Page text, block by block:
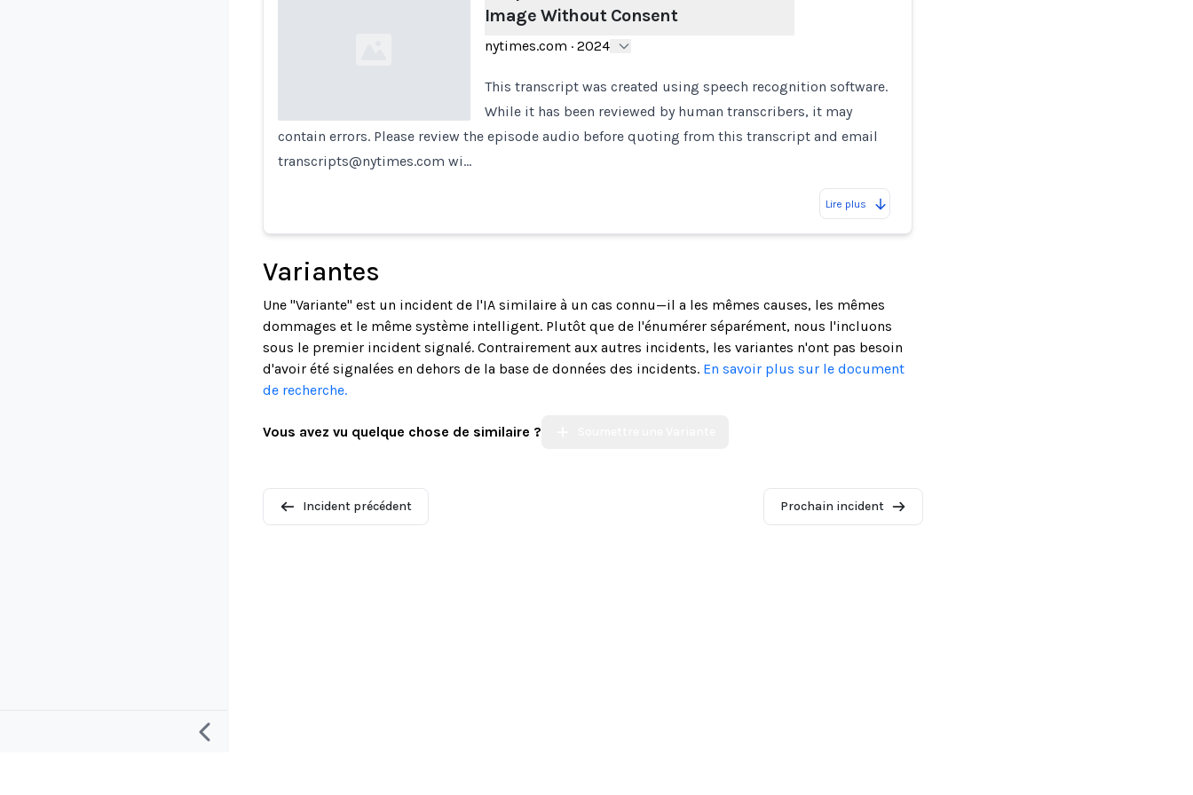
Image Without Consent
nytimes.com · 2024
This transcript was created using speech recognition software.
While it has been reviewed by human transcribers, it may
contain errors. Please review the episode audio before quoting from this transcript and email
transcripts@nytimes.com wi…
Lire plus
Variantes
Une "Variante" est un incident de l'IA similaire à un cas connu—il a les mêmes causes, les mêmes
dommages et le même système intelligent. Plutôt que de l'énumérer séparément, nous l'incluons
sous le premier incident signalé. Contrairement aux autres incidents, les variantes n'ont pas besoin
d'avoir été signalées en dehors de la base de données des incidents. En savoir plus sur le document
de recherche.
Vous avez vu quelque chose de similaire ?
Incident précédent Prochain incident